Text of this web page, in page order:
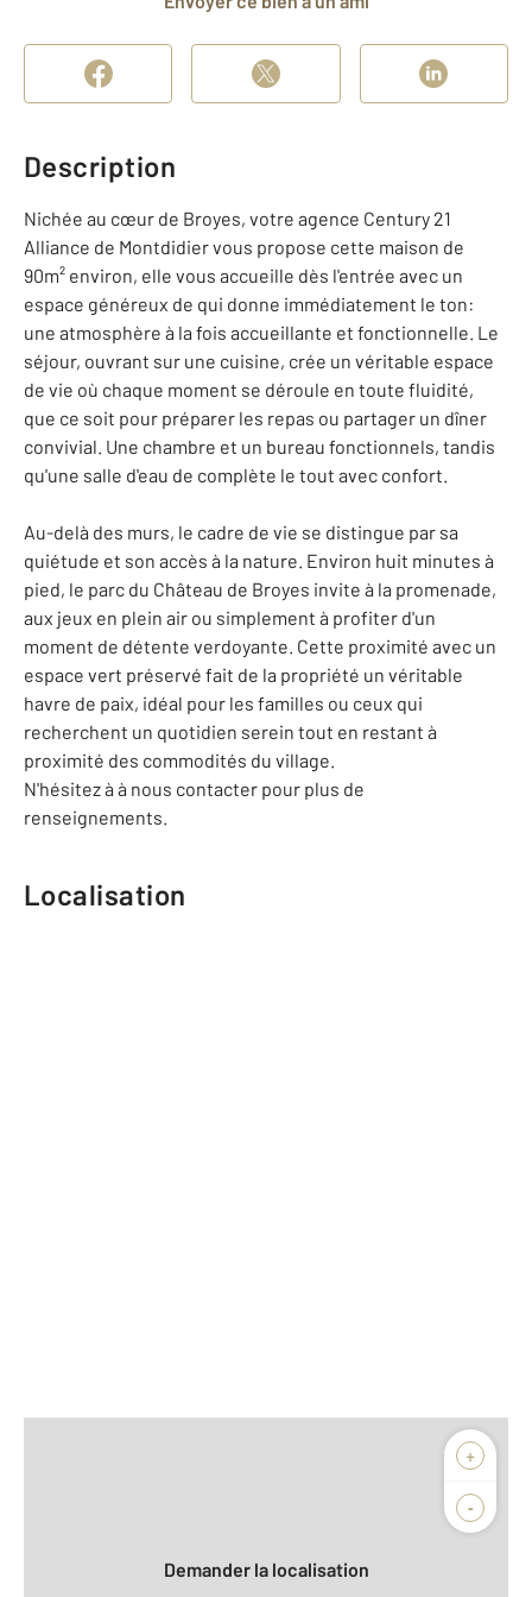
Description
Nichée au cœur de Broyes, votre agence Century 21
Alliance de Montdidier vous propose cette maison de
90m² environ, elle vous accueille dès l'entrée avec un
espace généreux de qui donne immédiatement le ton:
une atmosphère à la fois accueillante et fonctionnelle. Le
séjour, ouvrant sur une cuisine, crée un véritable espace
de vie où chaque moment se déroule en toute fluidité,
que ce soit pour préparer les repas ou partager un dîner
convivial. Une chambre et un bureau fonctionnels, tandis
qu'une salle d'eau de complète le tout avec confort.
Au-delà des murs, le cadre de vie se distingue par sa
quiétude et son accès à la nature. Environ huit minutes à
pied, le parc du Château de Broyes invite à la promenade,
aux jeux en plein air ou simplement à profiter d'un
moment de détente verdoyante. Cette proximité avec un
espace vert préservé fait de la propriété un véritable
havre de paix, idéal pour les familles ou ceux qui
recherchent un quotidien serein tout en restant à
proximité des commodités du village.
N'hésitez à à nous contacter pour plus de
renseignements.
Localisation
+
-
Biens vendus
Demander la localisation